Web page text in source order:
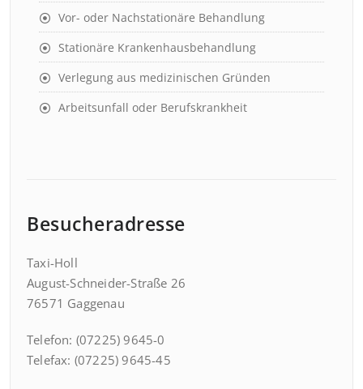
Vor- oder Nachstationäre Behandlung
Stationäre Krankenhausbehandlung
Verlegung aus medizinischen Gründen
Arbeitsunfall oder Berufskrankheit
Besucheradresse
Taxi-Holl
August-Schneider-Straße 26
76571 Gaggenau
Telefon: (07225) 9645-0
Telefax: (07225) 9645-45